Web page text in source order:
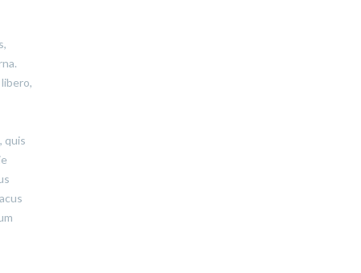
quis